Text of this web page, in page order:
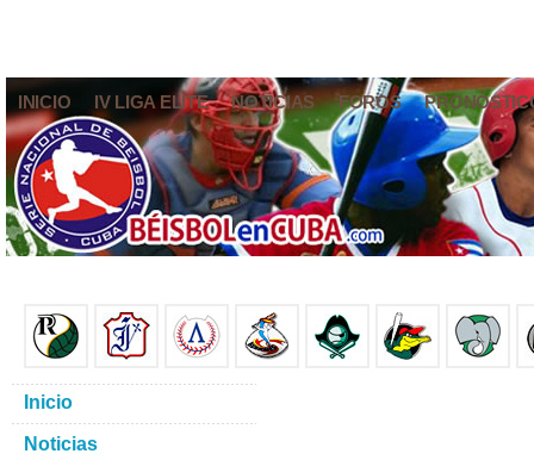
INICIO IV LIGA ELITE NOTICIAS FOROS
Inicio
Noticias